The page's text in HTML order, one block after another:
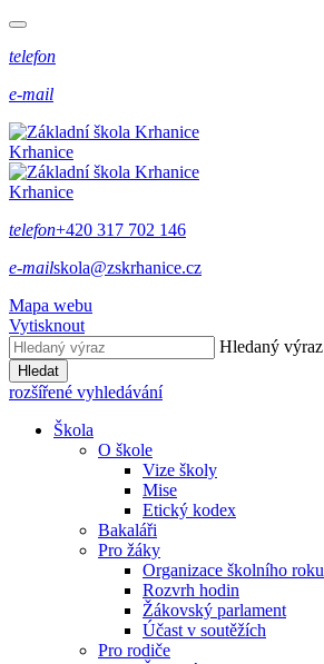
telefon
e-mail
Krhanice
Krhanice
telefon+420 317 702 146
e-mailskola@zskrhanice.cz
Mapa webu
Vytisknout
Hledaný výraz
Hledat
rozšířené vyhledávání
Škola
O škole
Vize školy
Mise
Etický kodex
Bakaláři
Pro žáky
Organizace školního roku
Rozvrh hodin
Žákovský parlament
Účast v soutěžích
Pro rodiče